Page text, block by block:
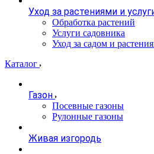
Уход за растениями и
Обработка растений
Услуги садовника
Уход за садом и
Каталог
Газон
Посевные газоны
Рулонные газоны
Живая изгородь